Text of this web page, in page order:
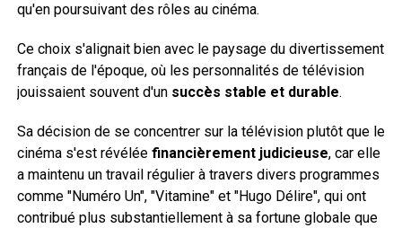
qu'en poursuivant des rôles au cinéma.
Ce choix s'alignait bien avec le paysage du divertissement
français de l'époque, où les personnalités de télévision
jouissaient souvent d'un succès stable et durable.
Sa décision de se concentrer sur la télévision plutôt que le
cinéma s'est révélée financièrement judicieuse, car elle
a maintenu un travail régulier à travers divers programmes
comme "Numéro Un", "Vitamine" et "Hugo Délire", qui ont
contribué plus substantiellement à sa fortune globale que